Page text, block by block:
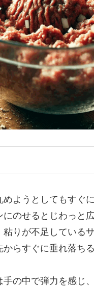
ようとしてもすぐ
のせるとじわっと
りが不足しているサ
らすぐに垂れ落ち
の中で弾力を感じ